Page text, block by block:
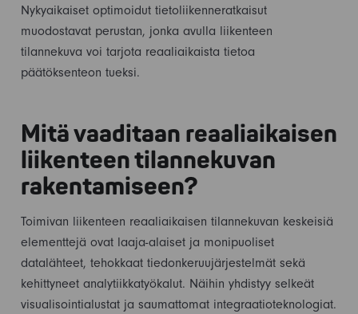
Nykyaikaiset optimoidut tietoliikenneratkaisut
muodostavat perustan, jonka avulla liikenteen
tilannekuva voi tarjota reaaliaikaista tietoa
päätöksenteon tueksi.
Mitä vaaditaan reaaliaikaisen
liikenteen tilannekuvan
rakentamiseen?
Toimivan liikenteen reaaliaikaisen tilannekuvan keskeisiä
elementtejä ovat laaja-alaiset ja monipuoliset
datalähteet, tehokkaat tiedonkeruujärjestelmät sekä
kehittyneet analytiikkatyökalut. Näihin yhdistyy selkeät
visualisointialustat ja saumattomat integraatioteknologiat.